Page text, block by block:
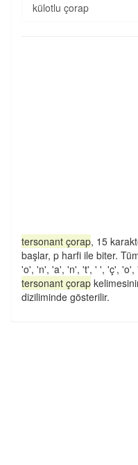
külotlu çorap
tersonant çorap, 15
başlar, p harfi ile biter.
'o', 'n', 'a', 'n', 't', ' ', 'ç', 'o',
tersonant çorap
diziliminde gösterilir.